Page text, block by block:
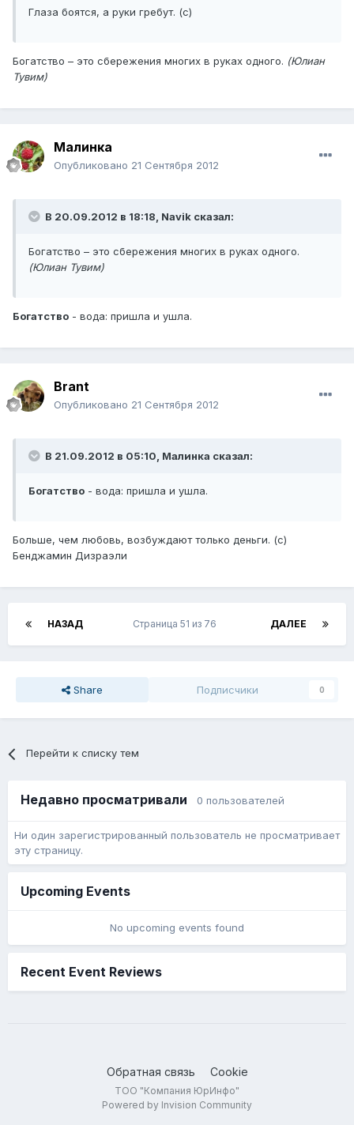
Глаза боятся, а руки гребут. (с)
Богатство – это сбережения многих в руках одного. (Юлиан
Тувим)
Малинка
Опубликовано 21 Сентября 2012
В 20.09.2012 в 18:18, Navik сказал:
Богатство – это сбережения многих в руках одного.
(Юлиан Тувим)
Богатство - вода: пришла и ушла.
Brant
Опубликовано 21 Сентября 2012
В 21.09.2012 в 05:10, Малинка сказал:
Богатство - вода: пришла и ушла.
Больше, чем любовь, возбуждают только деньги. (с)
Бенджамин Дизраэли
НАЗАД ДАЛЕЕ
Страница 51 из 76
Share Подписчики 0
Перейти к списку тем
Недавно просматривали 0 пользователей
Ни один зарегистрированный пользователь не просматривает
эту страницу.
Upcoming Events
No upcoming events found
Recent Event Reviews
Обратная связь Cookie
ТОО "Компания ЮрИнфо"
Powered by Invision Community